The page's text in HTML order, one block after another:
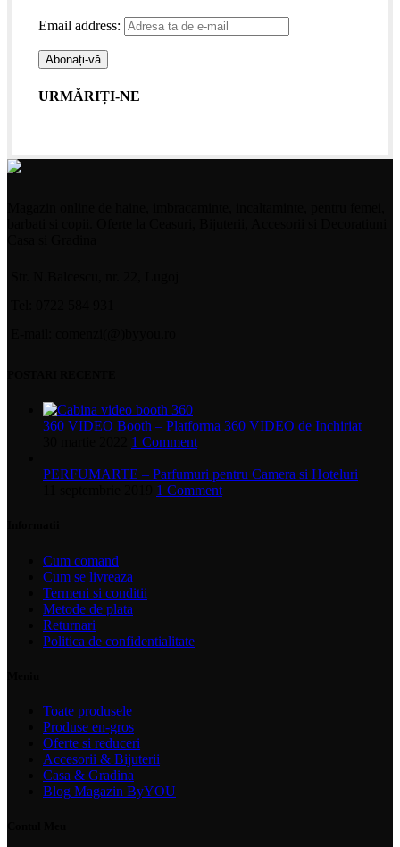
Email address:
URMĂRIȚI-NE
360 VIDEO Booth – Platforma 360 VIDEO de Inchiriat
1 Comment
PERFUMARTE – Parfumuri pentru Camera si Hoteluri
1 Comment
Cum comand
Cum se livreaza
Termeni si conditii
Metode de plata
Returnari
Politica de confidentialitate
Toate produsele
Produse en-gros
Oferte si reduceri
Accesorii & Bijuterii
Casa & Gradina
Blog Magazin ByYOU